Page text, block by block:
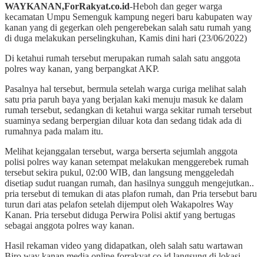
WAYKANAN,ForRakyat.co.id-Heboh dan geger warga
kecamatan Umpu Semenguk kampung negeri baru kabupaten way
kanan yang di gegerkan oleh pengerebekan salah satu rumah yang
di duga melakukan perselingkuhan, Kamis dini hari (23/06/2022)
Di ketahui rumah tersebut merupakan rumah salah satu anggota
polres way kanan, yang berpangkat AKP.
Pasalnya hal tersebut, bermula setelah warga curiga melihat salah
satu pria paruh baya yang berjalan kaki menuju masuk ke dalam
rumah tersebut, sedangkan di ketahui warga sekitar rumah tersebut
suaminya sedang berpergian diluar kota dan sedang tidak ada di
rumahnya pada malam itu.
Melihat kejanggalan tersebut, warga berserta sejumlah anggota
polisi polres way kanan setempat melakukan menggerebek rumah
tersebut sekira pukul, 02:00 WIB, dan langsung menggeledah
disetiap sudut ruangan rumah, dan hasilnya sungguh mengejutkan..
pria tersebut di temukan di atas plafon rumah, dan Pria tersebut baru
turun dari atas pelafon setelah dijemput oleh Wakapolres Way
Kanan. Pria tersebut diduga Perwira Polisi aktif yang bertugas
sebagai anggota polres way kanan.
Hasil rekaman video yang didapatkan, oleh salah satu wartawan